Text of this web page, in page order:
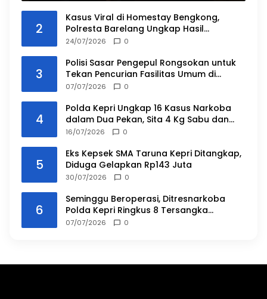
2
Kasus Viral di Homestay Bengkong,
Polresta Barelang Ungkap Hasil
Penyidikan dan Duduk Perkara
24/07/2026 0
3
Polisi Sasar Pengepul Rongsokan untuk
Tekan Pencurian Fasilitas Umum di
Batam
07/07/2026 0
4
Polda Kepri Ungkap 16 Kasus Narkoba
dalam Dua Pekan, Sita 4 Kg Sabu dan
Ribuan Vape Etomidate
16/07/2026 0
5
Eks Kepsek SMA Taruna Kepri Ditangkap,
Diduga Gelapkan Rp143 Juta
30/07/2026 0
6
Seminggu Beroperasi, Ditresnarkoba
Polda Kepri Ringkus 8 Tersangka
Narkoba
07/07/2026 0